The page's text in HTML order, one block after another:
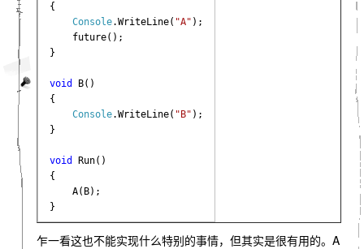
{
Console.WriteLine( "A" );
    future();
}
void
B()
{
Console.WriteLine( "B" );
}
void
Run()
{
    A(B);
}
乍一看这也不能实现什么特别的事情，但其实是很有用的。A